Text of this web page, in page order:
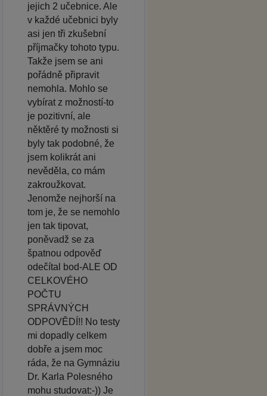
jejich 2 učebnice. Ale
v každé učebnici byly
asi jen tři zkušební
příjmačky tohoto typu.
Takže jsem se ani
pořádně připravit
nemohla. Mohlo se
vybírat z možností-to
je pozitivní, ale
něktěré ty možnosti si
byly tak podobné, že
jsem kolikrát ani
nevěděla, co mám
zakroužkovat.
Jenomže nejhorší na
tom je, že se nemohlo
jen tak tipovat,
poněvadž se za
špatnou odpověď
odečítal bod-ALE OD
CELKOVÉHO
POČTU
SPRÁVNÝCH
ODPOVĚDÍ!! No testy
mi dopadly celkem
dobře a jsem moc
ráda, že na Gymnáziu
Dr. Karla Polesného
mohu studovat:-)) Je